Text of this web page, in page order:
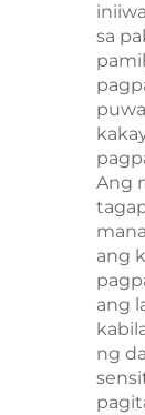
sa
Ang
ang
ang
ng